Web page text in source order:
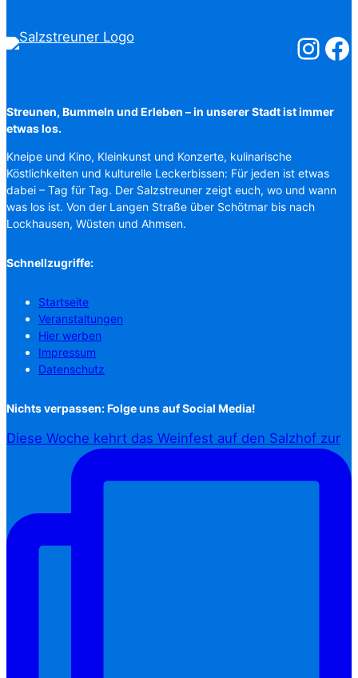
Streunen, Bummeln und Erleben – in unserer Stadt ist immer
etwas los.
Kneipe und Kino, Kleinkunst und Konzerte, kulinarische
Köstlichkeiten und kulturelle Leckerbissen: Für jeden ist etwas
dabei – Tag für Tag. Der Salzstreuner zeigt euch, wo und wann
was los ist. Von der Langen Straße über Schötmar bis nach
Lockhausen, Wüsten und Ahmsen.
Schnellzugriffe:
Startseite
Veranstaltungen
Hier werben
Impressum
Datenschutz
Nichts verpassen: Folge uns auf Social Media!
Diese Woche kehrt das Weinfest auf den Salzhof zur